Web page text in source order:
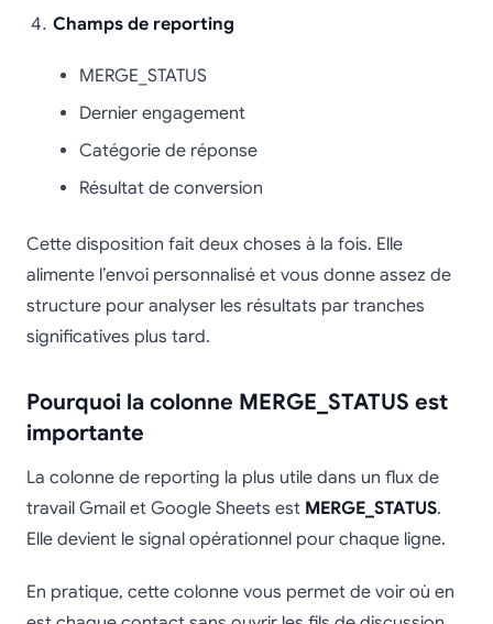
Champs de reporting
MERGE_STATUS
Dernier engagement
Catégorie de réponse
Résultat de conversion
Cette disposition fait deux choses à la fois. Elle
alimente l’envoi personnalisé et vous donne assez de
structure pour analyser les résultats par tranches
significatives plus tard.
Pourquoi la colonne MERGE_STATUS est
importante
La colonne de reporting la plus utile dans un flux de
travail Gmail et Google Sheets est MERGE_STATUS.
Elle devient le signal opérationnel pour chaque ligne.
En pratique, cette colonne vous permet de voir où en